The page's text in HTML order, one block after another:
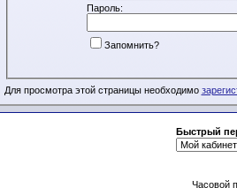
Пароль:
Запомнить?
Для просмотра этой страницы необходимо
Быстрый
Часовой